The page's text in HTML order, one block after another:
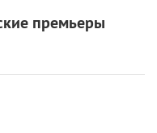
премьеры